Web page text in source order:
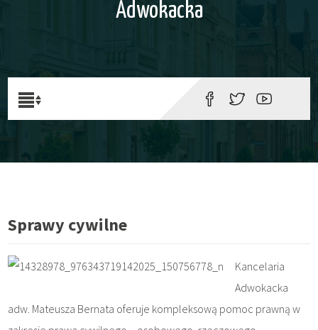
Adwokacka
Sprawy cywilne
Kancelaria
Adwokacka
adw. Mateusza Bernata oferuje kompleksową pomoc prawną w